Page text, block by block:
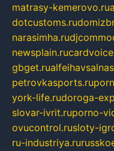
matrasy-kemerovo.ru
dotcustoms.ru
narasimha.ru
newsplain.ru
gbget.ru
petrovkasports.ru
york-life.rudoroga-
slovar-ivrit.ruporno-
ovucontrol.rusloty-
ru-industriya.ru